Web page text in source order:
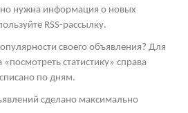
нужна информация о новых
RSS-рассылку.
своего объявления? Для
«посмотреть статистику» справа
по дням.
сделано максимально